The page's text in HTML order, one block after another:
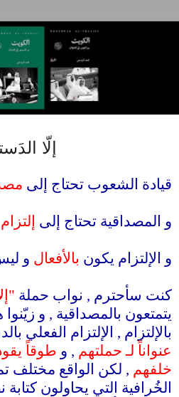
إلّا
قيادة الشعوب تحتاج إلى
و المصداقية تحتاج إلى إلتزام
و الإلتزام يكون بالأفعال و
كنت سأحترم , نواب حملة
يتمتعون بالمصداقية , و
بالإلتزام , الإلتزام الفعلي
عنواناً لـ حملتهم , و طوقاً
خلفهم , لكن الواقع مختلف
الخُرافية التي يحاولون